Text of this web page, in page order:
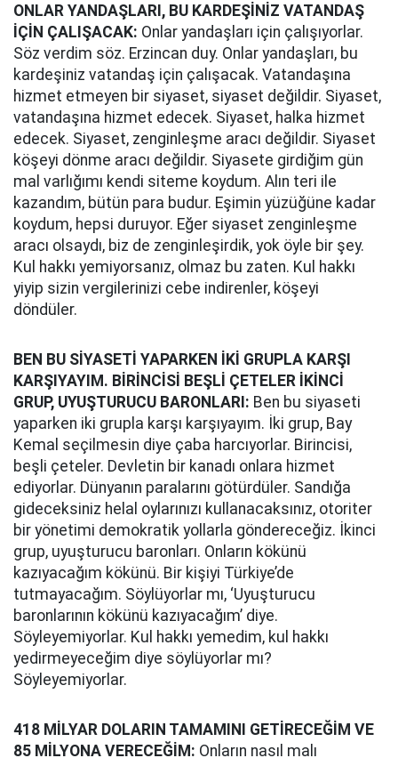
ONLAR YANDAŞLARI, BU KARDEŞİNİZ VATANDAŞ
İÇİN ÇALIŞACAK: Onlar yandaşları için çalışıyorlar.
Söz verdim söz. Erzincan duy. Onlar yandaşları, bu
kardeşiniz vatandaş için çalışacak. Vatandaşına
hizmet etmeyen bir siyaset, siyaset değildir. Siyaset,
vatandaşına hizmet edecek. Siyaset, halka hizmet
edecek. Siyaset, zenginleşme aracı değildir. Siyaset
köşeyi dönme aracı değildir. Siyasete girdiğim gün
mal varlığımı kendi siteme koydum. Alın teri ile
kazandım, bütün para budur. Eşimin yüzüğüne kadar
koydum, hepsi duruyor. Eğer siyaset zenginleşme
aracı olsaydı, biz de zenginleşirdik, yok öyle bir şey.
Kul hakkı yemiyorsanız, olmaz bu zaten. Kul hakkı
yiyip sizin vergilerinizi cebe indirenler, köşeyi
döndüler.
BEN BU SİYASETİ YAPARKEN İKİ GRUPLA KARŞI
KARŞIYAYIM. BİRİNCİSİ BEŞLİ ÇETELER İKİNCİ
GRUP, UYUŞTURUCU BARONLARI: Ben bu siyaseti
yaparken iki grupla karşı karşıyayım. İki grup, Bay
Kemal seçilmesin diye çaba harcıyorlar. Birincisi,
beşli çeteler. Devletin bir kanadı onlara hizmet
ediyorlar. Dünyanın paralarını götürdüler. Sandığa
gideceksiniz helal oylarınızı kullanacaksınız, otoriter
bir yönetimi demokratik yollarla göndereceğiz. İkinci
grup, uyuşturucu baronları. Onların kökünü
kazıyacağım kökünü. Bir kişiyi Türkiye’de
tutmayacağım. Söylüyorlar mı, ‘Uyuşturucu
baronlarının kökünü kazıyacağım’ diye.
Söyleyemiyorlar. Kul hakkı yemedim, kul hakkı
yedirmeyeceğim diye söylüyorlar mı?
Söyleyemiyorlar.
418 MİLYAR DOLARIN TAMAMINI GETİRECEĞİM VE
85 MİLYONA VERECEĞİM: Onların nasıl malı